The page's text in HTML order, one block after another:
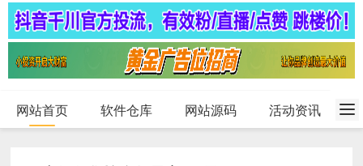
网站首页 软件仓库 网站源码 活动资讯